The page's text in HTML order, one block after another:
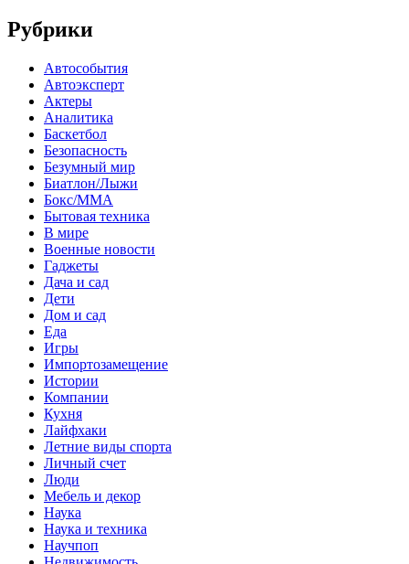
Рубрики
Автособытия
Автоэксперт
Актеры
Аналитика
Баскетбол
Безопасность
Безумный мир
Биатлон/Лыжи
Бокс/MMA
Бытовая техника
В мире
Военные новости
Гаджеты
Дача и сад
Дети
Дом и сад
Еда
Игры
Импортозамещение
Истории
Компании
Кухня
Лайфхаки
Летние виды спорта
Личный счет
Люди
Мебель и декор
Наука
Наука и техника
Научпоп